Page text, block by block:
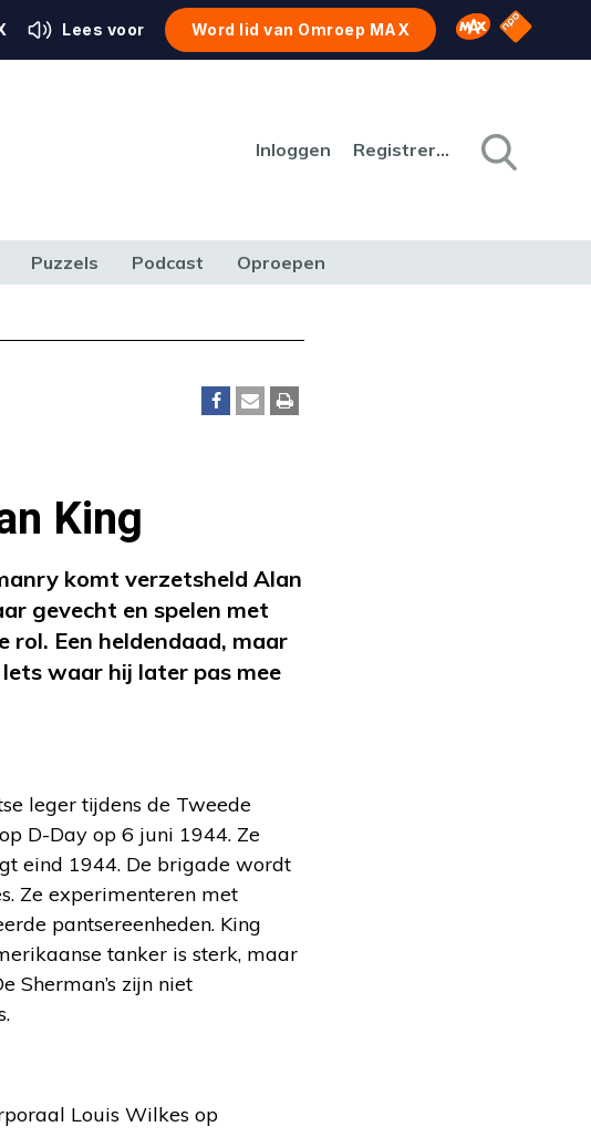
Lees voor Word lid van Omroep MAX Omroep MAX
NPO
Inloggen Registreren
Puzzels Podcast Oproepen
King
komt verzetsheld Alan
gevecht en spelen met
rol. Een heldendaad, maar
waar hij later pas mee
leger tijdens de Tweede
D-Day op 6 juni 1944. Ze
eind 1944. De brigade wordt
Ze experimenteren met
pantsereenheden. King
tanker is sterk, maar
Sherman’s zijn niet
Louis Wilkes op